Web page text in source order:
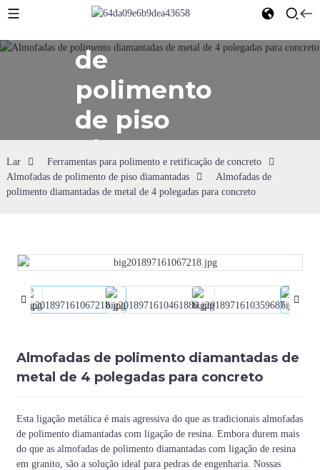
de
polimento
de piso
diamantadas
Lar
Ferramentas para polimento e retificação de concreto
Almofadas de polimento de piso diamantadas
Almofadas de
polimento diamantadas de metal de 4 polegadas para concreto
Almofadas de polimento diamantadas de
metal de 4 polegadas para concreto
Esta ligação metálica é mais agressiva do que as tradicionais almofadas
de polimento diamantadas com ligação de resina. Embora durem mais
do que as almofadas de polimento diamantadas com ligação de resina
em granito, são a solução ideal para pedras de engenharia. Nossas